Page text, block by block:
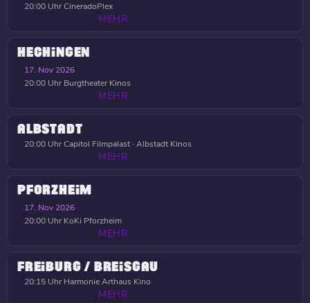
20:00 UhrCineradoPlex
MEHR
HECHINGEN
17. Nov 2026
20:00 Uhr Burgtheater Kinos
MEHR
ALBSTADT
20:00 UhrCapitol Filmpalast · Albstadt Kinos
MEHR
PFORZHEIM
17. Nov 2026
20:00 Uhr KoKi Pforzheim
MEHR
FREIBURG / BREISGAU
20:15 Uhr Harmonie Arthaus Kino
MEHR